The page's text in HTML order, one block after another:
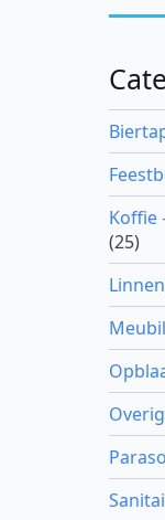
Koffie
(25)